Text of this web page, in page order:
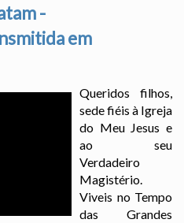
-
em
Queridos filhos,
sede fiéis à Igreja
do Meu Jesus e
ao seu
Verdadeiro
Magistério.
Viveis no Tempo
das Grandes